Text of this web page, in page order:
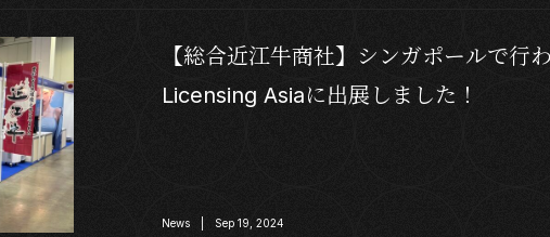
【総合近江牛商社】シンガポールで
Licensing Asiaに出展しました！
News | Sep 19, 2024